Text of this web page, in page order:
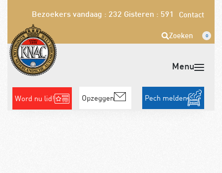
Bezoekers vandaag : 232 Gisteren : 591 Contact
Zoeken 0
Word nu lid! Opzeggen Pech melden